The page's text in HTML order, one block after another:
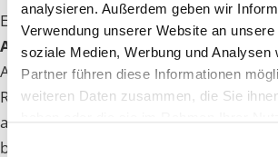
analysieren. Außerdem geben wir
Verwendung unserer Website an
soziale Medien, Werbung und Analysen
Partner führen diese Informationen
weiteren Daten zusammen, die Sie
Einwilligungsauswahl
Eine effektive Methode, um die
Alter zu schließen, bietet die
Altersvorsorge. Wohingegen bei der
Rentenversicherung der
alleiniger Einzahler ist, kommen bei der
betrieblichen Altersvorsorge drei